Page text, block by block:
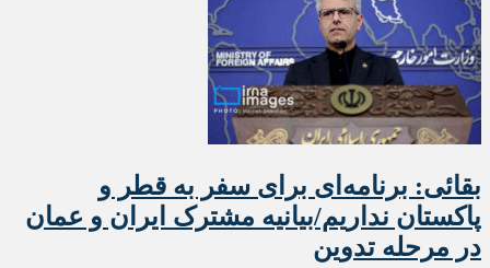
بقائی: برنامه‌ای برای سفر به قطر و
پاکستان نداریم/بیانیه مشترک ایران و عمان
در مرحله تدوین